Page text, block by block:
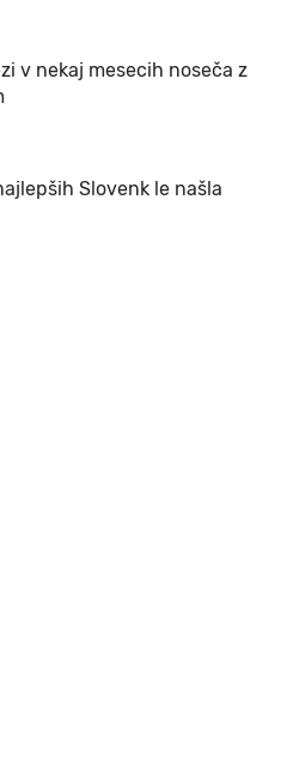
v nekaj mesecih noseča z
Slovenk le našla